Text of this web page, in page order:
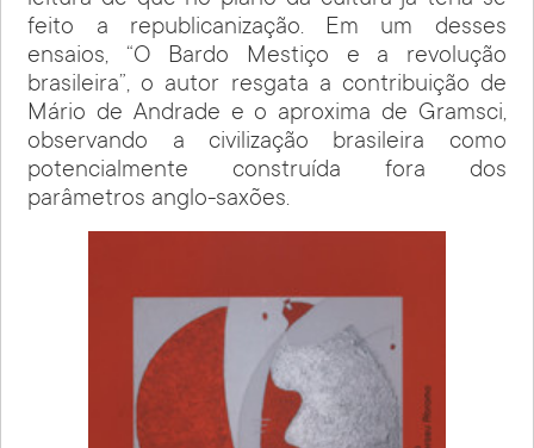
feito a republicanização. Em um desses
ensaios, “O Bardo Mestiço e a revolução
brasileira”, o autor resgata a contribuição de
Mário de Andrade e o aproxima de Gramsci,
observando a civilização brasileira como
potencialmente construída fora dos
parâmetros anglo-saxões.